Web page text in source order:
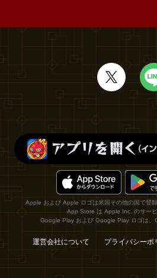
Apple および Apple ロゴは米国その他の国で登
App Store は Apple Inc. のサービ
Google Play および Google Play ロゴは、
運営会社について プライバシーポ